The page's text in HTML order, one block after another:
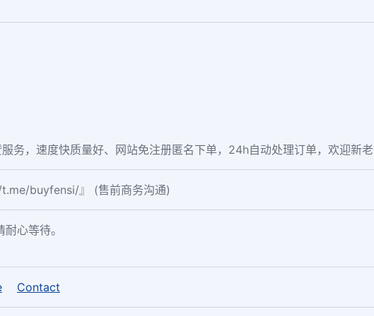
务，速度快质量好、网站免注册匿名下单，24h自动处理订单，欢迎新老
buyfensi/』 (售前商务沟通)
心等待。
Contact